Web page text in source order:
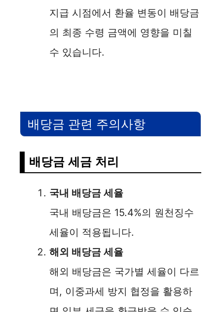
지급 시점에서 환율 변동이 배당금
의 최종 수령 금액에 영향을 미칠
수 있습니다.
배당금 관련 주의사항
배당금 세금 처리
국내 배당금 세율
국내 배당금은 15.4%의 원천징수
세율이 적용됩니다.
해외 배당금 세율
해외 배당금은 국가별 세율이 다르
며, 이중과세 방지 협정을 활용하